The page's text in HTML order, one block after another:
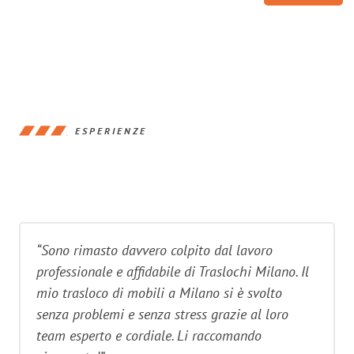
ESPERIENZE
“Sono rimasto davvero colpito dal lavoro
professionale e affidabile di Traslochi Milano. Il
mio trasloco di mobili a Milano si è svolto
senza problemi e senza stress grazie al loro
team esperto e cordiale. Li raccomando